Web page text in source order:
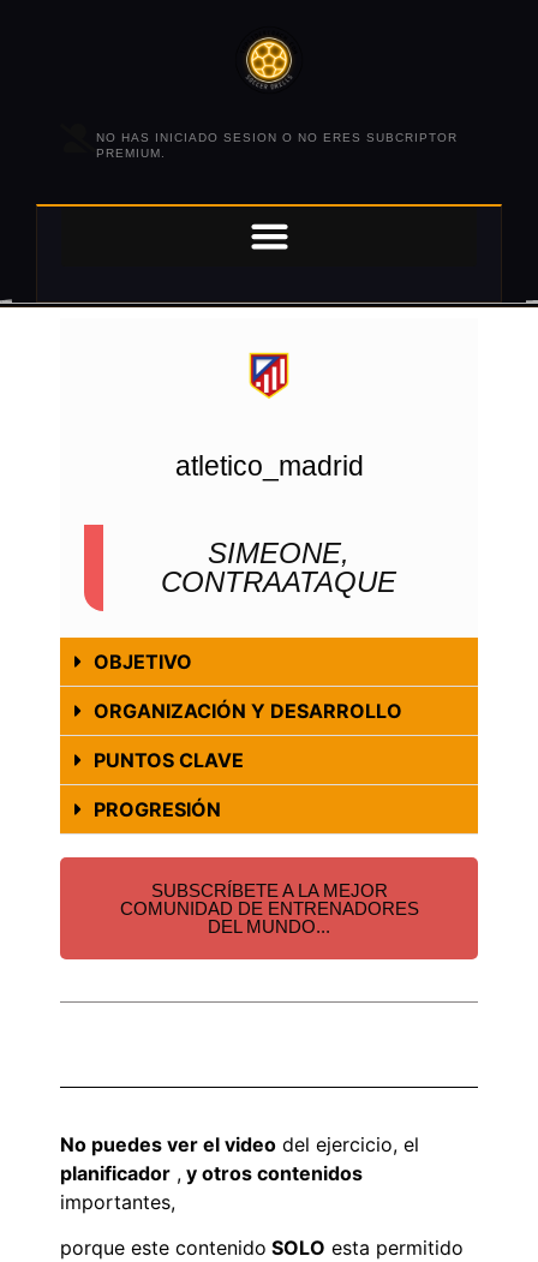
NO HAS INICIADO SESION O NO ERES SUBCRIPTOR
PREMIUM.
atletico_madrid
SIMEONE,
CONTRAATAQUE
OBJETIVO
ORGANIZACIÓN Y DESARROLLO
PUNTOS CLAVE
PROGRESIÓN
SUBSCRÍBETE A LA MEJOR
COMUNIDAD DE ENTRENADORES
DEL MUNDO...
No puedes ver el video del ejercicio, el
planificador , y otros contenidos
importantes,
porque este contenido SOLO esta permitido